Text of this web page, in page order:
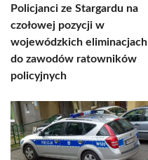
Policjanci ze Stargardu na
czołowej pozycji w
wojewódzkich eliminacjach
do zawodów ratowników
policyjnych